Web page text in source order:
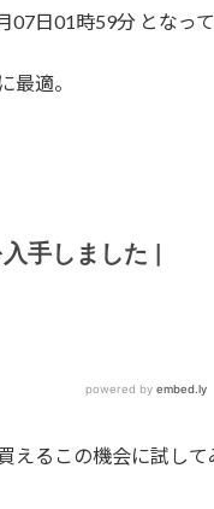
日01時59分 となって
最適。
えるこの機会に試して